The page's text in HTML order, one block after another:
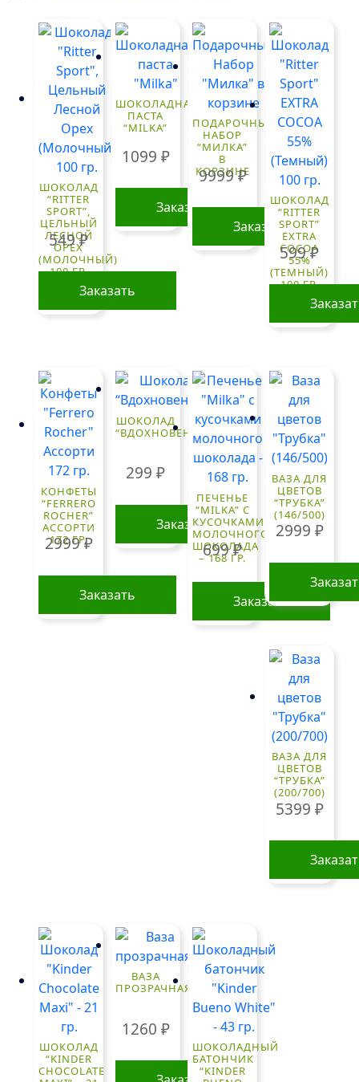
ШОКОЛАД
“RITTER
SPORT”,
ЦЕЛЬНЫЙ
ЛЕСНОЙ
ОРЕХ
(МОЛОЧНЫЙ)
100 ГР.
549₽
Заказать
ШОКОЛАДНАЯ
ПАСТА
“MILKA”
1099 ₽
Заказать
ПОДАРОЧНЫЙ
НАБОР
“МИЛКА”
В
КОРЗИНЕ
9999₽
Заказать
ШОКОЛАД
“RITTER
SPORT”
EXTRA
COCOA
55%
(ТЕМНЫЙ)
100 ГР.
599₽
КОНФЕТЫ
“FERRERO
ROCHER”
АССОРТИ
172 ГР.
2999₽
Заказать
ШОКОЛАД
“ВДОХНОВЕНИЕ”
299₽
Заказать
ПЕЧЕНЬЕ
“MILKA” С
КУСОЧКАМИ
МОЛОЧНОГО
ШОКОЛАДА
– 168 ГР.
699₽
Заказать
ВАЗА ДЛЯ
ЦВЕТОВ
“ТРУБКА”
(146/500)
2999 ₽
ВАЗА ДЛЯ
ЦВЕТОВ
“ТРУБКА”
(200/700)
5399 ₽
ШОКОЛАД
“KINDER
CHOCOLATE
ВАЗА
ПРОЗРАЧНАЯ
1260 ₽
ШОКОЛАДНЫЙ
БАТОНЧИК
“KINDER